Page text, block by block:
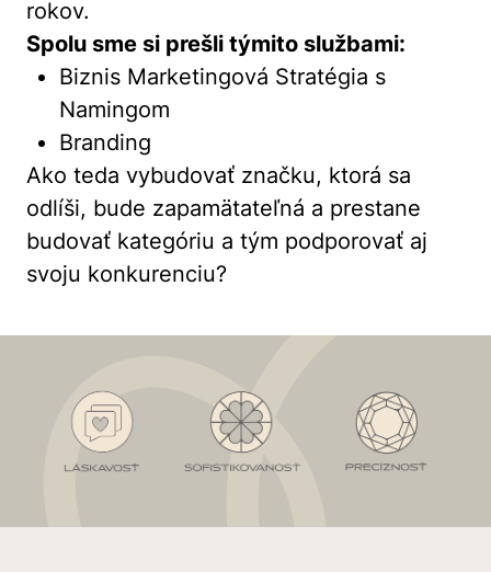
rokov.
Spolu sme si prešli týmito službami:
Biznis Marketingová Stratégia s
Namingom
Branding
Ako teda vybudovať značku, ktorá sa
odlíši, bude zapamätateľná a prestane
budovať kategóriu a tým podporovať aj
svoju konkurenciu?